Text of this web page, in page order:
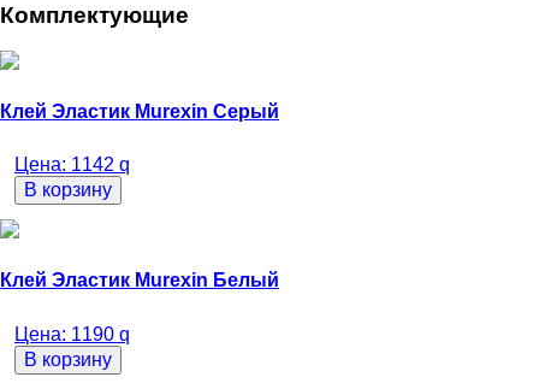
Комплектующие
Клей Эластик Murexin Серый
Цена: 1142 q
В корзину
Клей Эластик Murexin Белый
Цена: 1190 q
В корзину